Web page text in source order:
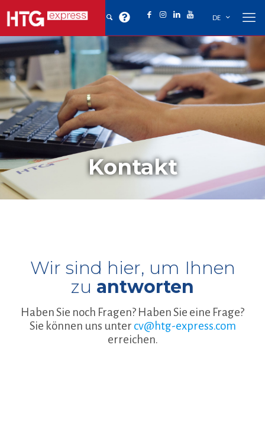
DE
Kontakt
Wir sind hier, um Ihnen
zu antworten
Haben Sie noch Fragen? Haben Sie eine Frage?
Sie können uns unter cv@htg-express.com
erreichen.